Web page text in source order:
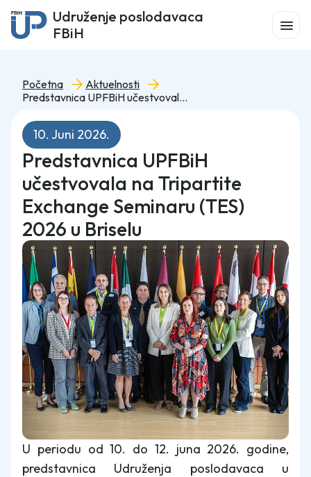
Udruženje poslodavaca
FBiH
Početna
Aktuelnosti
Predstavnica UPFBiH učestvovala na Tripartite Exchange Seminaru (TES) 2026 u Briselu
10. Juni 2026.
Predstavnica UPFBiH
učestvovala na Tripartite
Exchange Seminaru (TES)
2026 u Briselu
U periodu od 10. do 12. juna 2026. godine,
predstavnica Udruženja poslodavaca u